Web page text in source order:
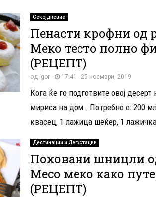
Секојдневие
Пенасти крофни од
Меко тесто полно
(РЕЦЕПТ)
од Igor 17:41 - 25 ноември, 2019
Кога ќе го подготвите овој десерт
мириса на дом… Потребно е: 200
квасец, 1 лажица шеќер, 1
Дестинации и Дегустации
Поховани шницли
Месо меко како
(РЕЦЕПТ)